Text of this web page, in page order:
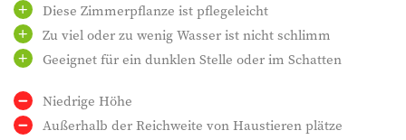
Diese Zimmerpflanze ist pflegeleicht
Zu viel oder zu wenig Wasser ist nicht schlimm
Geeignet für ein dunklen Stelle oder im Schatten
Niedrige Höhe
Außerhalb der Reichweite von Haustieren plätze